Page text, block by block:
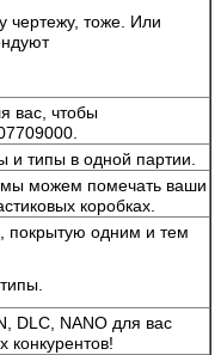
чертежу, тоже. Или
вас, чтобы
типы в одной партии.
можем помечать ваши
коробках.
одним и тем
DLC, NANO для вас
конкурентов!